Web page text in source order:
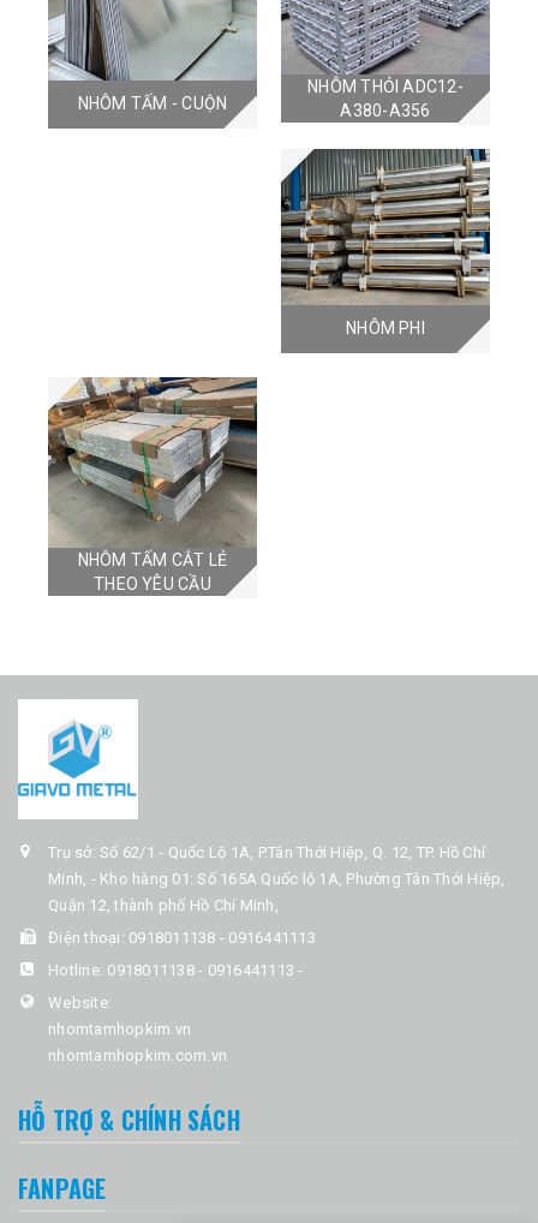
NHÔM TẤM - CUỘN
NHÔM THỎI ADC12-
A380-A356
NHÔM PHI
NHÔM TẤM CẮT LẺ
THEO YÊU CẦU
Trụ sở: Số 62/1 - Quốc Lộ 1A, P.Tân Thới Hiệp, Q. 12, TP. Hồ Chí
Minh, - Kho hàng 01: Số 165A Quốc lộ 1A, Phường Tân Thới Hiệp,
Quận 12, thành phố Hồ Chí Minh,
Điện thoại: 0918011138 - 0916441113
Hotline: 0918011138 - 0916441113-
Website:
nhomtamhopkim.vn
nhomtamhopkim.com.vn
HỖ TRỢ & CHÍNH SÁCH
FANPAGE